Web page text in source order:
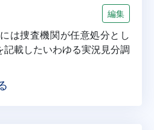
編集
は捜査機関が任意処分とし
載したいわゆる実況見分調